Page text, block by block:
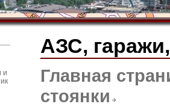
и
АЗС,
Главная
стоянки